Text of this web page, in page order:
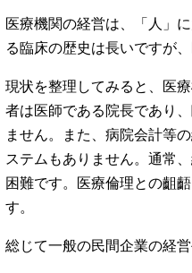
医療機関の経営は、「人」
る臨床の歴史は長いですが
現状を整理してみると、医
者は医師である院長であり
ません。また、病院会計等
ステムもありません。通常
困難です。医療倫理との齟
す。
総じて一般の民間企業の経